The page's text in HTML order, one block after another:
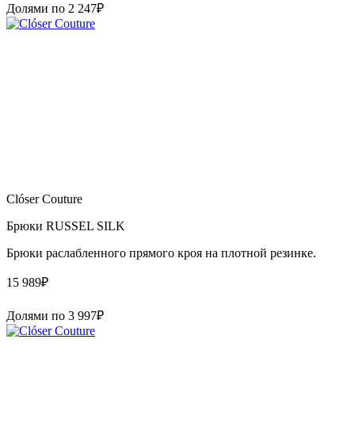
Долями по 2 247₽
Clóser Couture
Брюки RUSSEL SILK
Брюки раслабленного прямого кроя на плотной резинке.
15 989₽
Долями по 3 997₽